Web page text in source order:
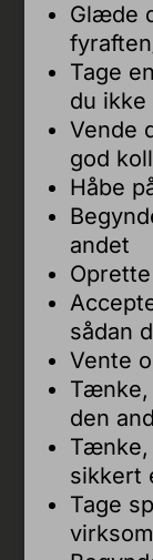
Glæde
Tage
du
Vende
god
Håbe
andet
sådan
Vente
den
Tænke,
sikkert
Tage